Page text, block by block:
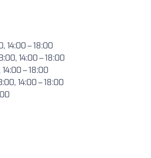
14:00 – 18:00
14:00 – 18:00
– 18:00
14:00 – 18:00